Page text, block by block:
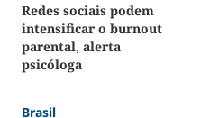
Redes sociais podem
intensificar o burnout
parental, alerta
psicóloga
Brasil